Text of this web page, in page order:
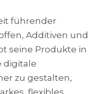
führender
Additiven und
seine Produkte in
digitale
zu gestalten,
flexibles